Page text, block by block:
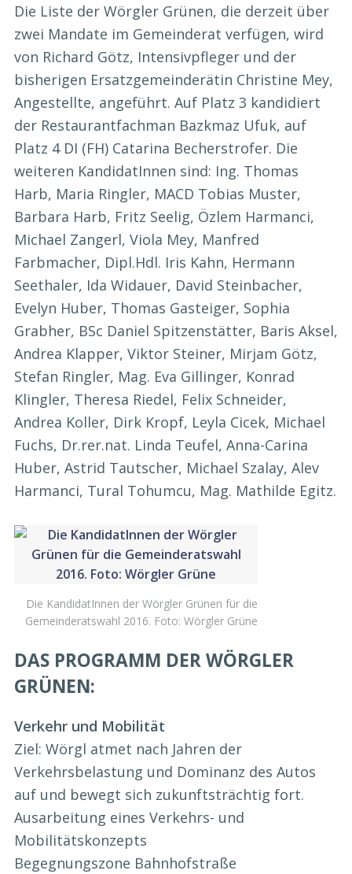
Die Liste der Wörgler Grünen, die derzeit über
zwei Mandate im Gemeinderat verfügen, wird
von Richard Götz, Intensivpfleger und der
bisherigen Ersatzgemeinderätin Christine Mey,
Angestellte, angeführt. Auf Platz 3 kandidiert
der Restaurantfachman Bazkmaz Ufuk, auf
Platz 4 DI (FH) Catarina Becherstrofer. Die
weiteren KandidatInnen sind: Ing. Thomas
Harb, Maria Ringler, MACD Tobias Muster,
Barbara Harb, Fritz Seelig, Özlem Harmanci,
Michael Zangerl, Viola Mey, Manfred
Farbmacher, Dipl.Hdl. Iris Kahn, Hermann
Seethaler, Ida Widauer, David Steinbacher,
Evelyn Huber, Thomas Gasteiger, Sophia
Grabher, BSc Daniel Spitzenstätter, Baris Aksel,
Andrea Klapper, Viktor Steiner, Mirjam Götz,
Stefan Ringler, Mag. Eva Gillinger, Konrad
Klingler, Theresa Riedel, Felix Schneider,
Andrea Koller, Dirk Kropf, Leyla Cicek, Michael
Fuchs, Dr.rer.nat. Linda Teufel, Anna-Carina
Huber, Astrid Tautscher, Michael Szalay, Alev
Harmanci, Tural Tohumcu, Mag. Mathilde Egitz.
Die KandidatInnen der Wörgler Grünen für die
Gemeinderatswahl 2016. Foto: Wörgler Grüne
DAS PROGRAMM DER WÖRGLER
GRÜNEN:
Verkehr und Mobilität
Ziel: Wörgl atmet nach Jahren der
Verkehrsbelastung und Dominanz des Autos
auf und bewegt sich zukunftsträchtig fort.
Ausarbeitung eines Verkehrs- und
Mobilitätskonzepts
Begegnungszone Bahnhofstraße